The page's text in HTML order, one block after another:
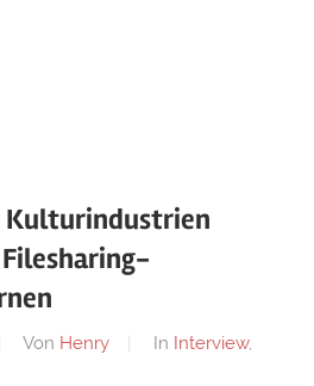
Kulturindustrien
Von Henry In Interview,